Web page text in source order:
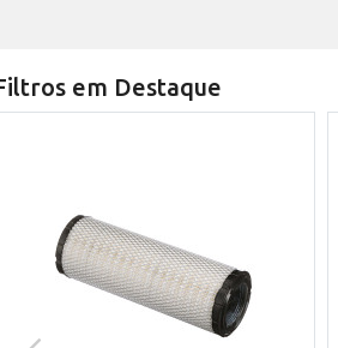
em Destaque